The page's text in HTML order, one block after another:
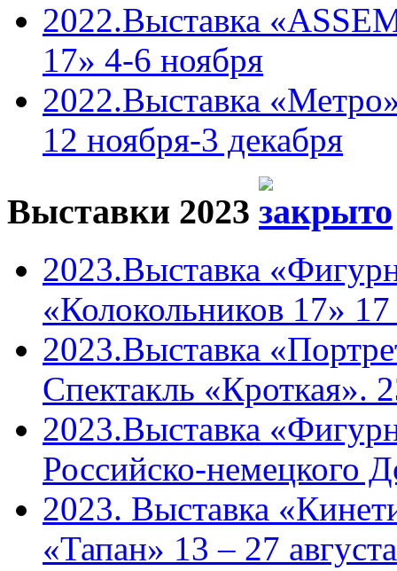
2022.Выставка
17» 4-6 ноября
2022.Выставка
12 ноября-3 декабря
Выставки 2023
2023.Выставка
«Колокольников 17» 17
2023.Выставка
Спектакль «Кроткая».
2023.Выставка
Российско-немецкого
2023. Выставка
«Тапан» 13 – 27 августа